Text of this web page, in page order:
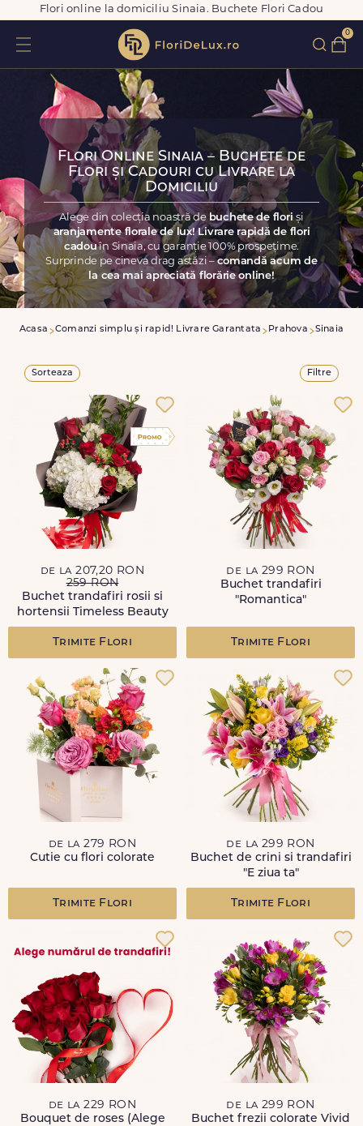
Flori online la domiciliu Sinaia. Buchete Flori Cadou
0
Flori Online Sinaia – Buchete de
Flori și Cadouri cu Livrare la
Domiciliu
Alege din colecția noastră de buchete de floriși
aranjamente florale de lux! Livrare rapidă de flori
cadouîn Sinaia, cu garanție 100% prospețime.
Surprinde pe cineva drag astăzi –comandă acum de
la cea mai apreciată florărie online!
Acasa Comanzi simplu și rapid! Livrare Garantata Prahova Sinaia
Sorteaza Filtre
de la 207,20 RON
259 RON
Buchet trandafiri rosii si
hortensii Timeless Beauty
Trimite Flori
de la 299 RON
Buchet trandafiri
"Romantica"
Trimite Flori
de la 279 RON
Cutie cu flori colorate
Trimite Flori
de la 299 RON
Buchet de crini si trandafiri
"E ziua ta"
Trimite Flori
de la 229 RON
Bouquet de roses (Alege
de la 299 RON
Buchet frezii colorate Vivid